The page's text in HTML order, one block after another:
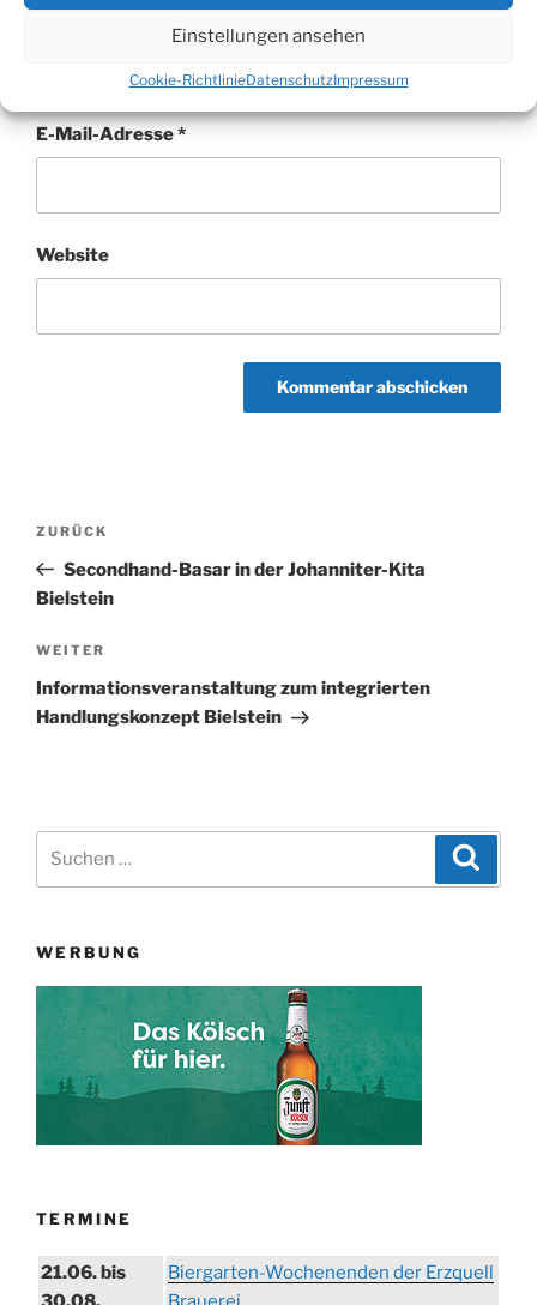
Einstellungen ansehen
Cookie-RichtlinieDatenschutzImpressum
Name*
E-Mail-Adresse*
Website
Beitragsnavigation
Vorheriger
Beitrag
ZURÜCK
Secondhand-Basar in der Johanniter-Kita
Bielstein
Nächster
Beitrag
WEITER
Informationsveranstaltung zum integrierten
Handlungskonzept Bielstein
WERBUNG
TERMINE
21.06. bis
Biergarten-Wochenenden der Erzquell